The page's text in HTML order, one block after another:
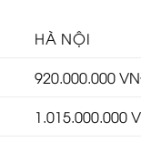
HÀ NỘI
920.000.000
1.015.000.000